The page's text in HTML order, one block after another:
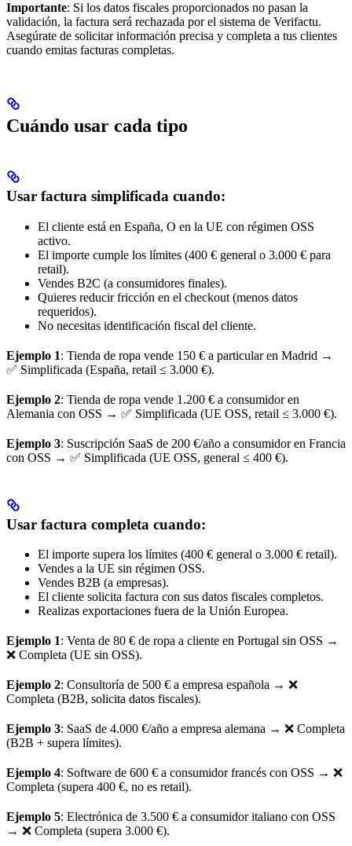
Importante: Si los datos fiscales proporcionados no pasan la
validación, la factura será rechazada por el sistema de Verifactu.
Asegúrate de solicitar información precisa y completa a tus clientes
cuando emitas facturas completas.
Cuándo usar cada tipo
Usar factura simplificada cuando:
El cliente está en España, O en la UE con régimen OSS
activo.
El importe cumple los límites (400 € general o 3.000 € para
retail).
Vendes B2C (a consumidores finales).
Quieres reducir fricción en el checkout (menos datos
requeridos).
No necesitas identificación fiscal del cliente.
Ejemplo 1: Tienda de ropa vende 150 € a particular en Madrid →
✅ Simplificada (España, retail ≤ 3.000 €).
Ejemplo 2: Tienda de ropa vende 1.200 € a consumidor en
Alemania con OSS → ✅ Simplificada (UE OSS, retail ≤ 3.000 €).
Ejemplo 3: Suscripción SaaS de 200 €/año a consumidor en Francia
con OSS → ✅ Simplificada (UE OSS, general ≤ 400 €).
Usar factura completa cuando:
El importe supera los límites (400 € general o 3.000 € retail).
Vendes a la UE sin régimen OSS.
Vendes B2B (a empresas).
El cliente solicita factura con sus datos fiscales completos.
Realizas exportaciones fuera de la Unión Europea.
Ejemplo 1: Venta de 80 € de ropa a cliente en Portugal sin OSS →
❌ Completa (UE sin OSS).
Ejemplo 2: Consultoría de 500 € a empresa española → ❌
Completa (B2B, solicita datos fiscales).
Ejemplo 3: SaaS de 4.000 €/año a empresa alemana → ❌ Completa
(B2B + supera límites).
Ejemplo 4: Software de 600 € a consumidor francés con OSS → ❌
Completa (supera 400 €, no es retail).
Ejemplo 5: Electrónica de 3.500 € a consumidor italiano con OSS
→ ❌ Completa (supera 3.000 €).